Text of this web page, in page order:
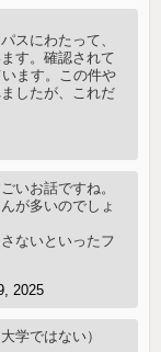
スにわたって、
す。確認されて
ます。この件や
したが、これだ
いお話ですね。
が多いのでしょ
ないといったフ
2025
学ではない）